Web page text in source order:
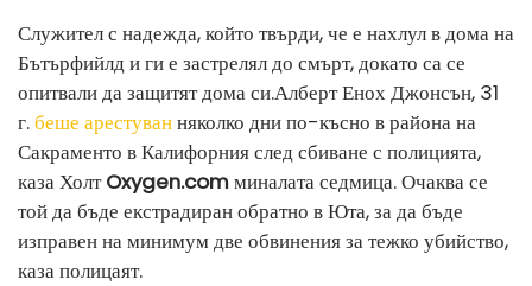
Служител с надежда, който твърди, че е нахлул в дома на
Бътърфийлд и ги е застрелял до смърт, докато са се
опитвали да защитят дома си.Алберт Енох Джонсън, 31
г.беше арестуванняколко дни по-късно в района на
Сакраменто в Калифорния след сбиване с полицията,
каза ХолтOxygen.comминалата седмица. Очаква се
той да бъде екстрадиран обратно в Юта, за да бъде
изправен на минимум две обвинения за тежко убийство,
каза полицаят.